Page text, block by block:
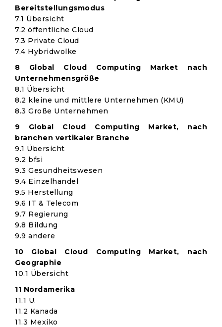
Bereitstellungsmodus
7.1 Übersicht
7.2 öffentliche Cloud
7.3 Private Cloud
7.4 Hybridwolke
8 Global Cloud Computing Market nach
Unternehmensgröße
8.1 Übersicht
8.2 kleine und mittlere Unternehmen (KMU)
8.3 Große Unternehmen
9 Global Cloud Computing Market, nach
branchen vertikaler Branche
9.1 Übersicht
9.2 bfsi
9.3 Gesundheitswesen
9.4 Einzelhandel
9.5 Herstellung
9.6 IT & Telecom
9.7 Regierung
9.8 Bildung
9.9 andere
10 Global Cloud Computing Market, nach
Geographie
10.1 Übersicht
11 Nordamerika
11.1 U.
11.2 Kanada
11.3 Mexiko